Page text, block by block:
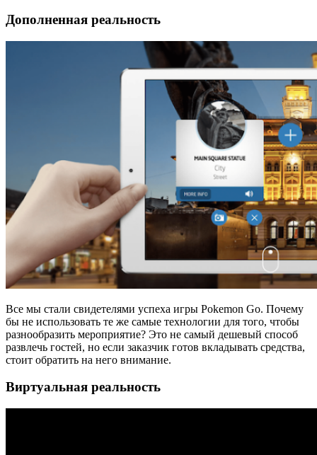
Дополненная реальность
Все мы стали свидетелями успеха игры Pokemon Go. Почему
бы не использовать те же самые технологии для того, чтобы
разнообразить мероприятие? Это не самый дешевый способ
развлечь гостей, но если заказчик готов вкладывать средства,
стоит обратить на него внимание.
Виртуальная реальность